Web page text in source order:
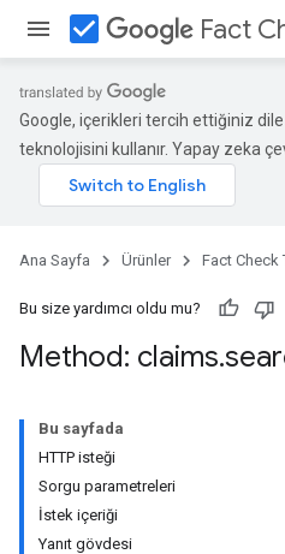
check_box Fact
Google, içerikleri tercih ettiğiniz
teknolojisini kullanır. Yapay zeka
Ana Sayfa Ürünler Fact Check
Bu size yardımcı oldu mu?
Method: claims.
Bu sayfada
HTTP isteği
Sorgu parametreleri
İstek içeriği
Yanıt gövdesi